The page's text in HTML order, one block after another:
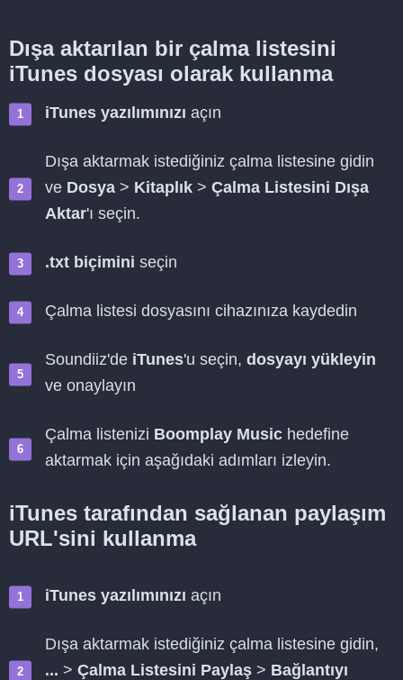
Dışa aktarılan bir çalma listesini
iTunes dosyası olarak kullanma
iTunes yazılımınızı açın
Dışa aktarmak istediğiniz çalma listesine gidin
ve Dosya > Kitaplık > Çalma Listesini Dışa
Aktar'ı seçin.
.txt biçimini seçin
Çalma listesi dosyasını cihazınıza kaydedin
Soundiiz'de iTunes'u seçin, dosyayı yükleyin
ve onaylayın
Çalma listenizi Boomplay Music hedefine
aktarmak için aşağıdaki adımları izleyin.
iTunes tarafından sağlanan paylaşım
URL'sini kullanma
iTunes yazılımınızı açın
Dışa aktarmak istediğiniz çalma listesine gidin,
... > Çalma Listesini Paylaş > Bağlantıyı